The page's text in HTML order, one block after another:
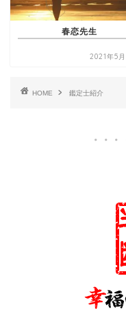
春恋先生
2021年5
HOME 鑑定士紹介